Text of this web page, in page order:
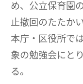
め、公立保育園
止撤回のたたか
本庁・区役所で
象の勉強会にと
る。